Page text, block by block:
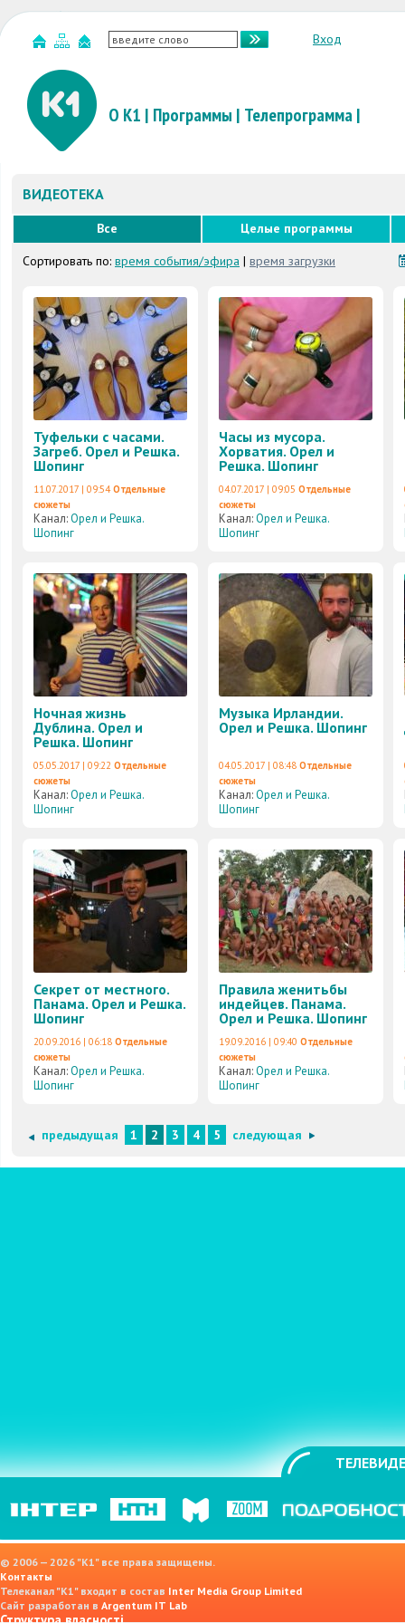
Вход
О К1 | Программы | Телепрограмма|
ВИДЕОТЕКА
Все
Целые программы
Сортировать по: время события/эфира | время загрузки
Туфельки с часами.
Загреб. Орел и Решка.
Шопинг
11.07.2017 | 09:54 Отдельные
сюжеты
Канал:Орел и Решка.
Шопинг
Часы из мусора.
Хорватия. Орел и
Решка. Шопинг
04.07.2017 | 09:05 Отдельные
сюжеты
Канал:Орел и Решка.
Шопинг
Ночная жизнь
Дублина. Орел и
Решка. Шопинг
05.05.2017 | 09:22 Отдельные
сюжеты
Канал:Орел и Решка.
Шопинг
Музыка Ирландии.
Орел и Решка. Шопинг
04.05.2017 | 08:48 Отдельные
сюжеты
Канал:Орел и Решка.
Шопинг
Секрет от местного.
Панама. Орел и Решка.
Шопинг
20.09.2016 | 06:18 Отдельные
сюжеты
Канал:Орел и Решка.
Шопинг
Правила женитьбы
индейцев. Панама.
Орел и Решка. Шопинг
19.09.2016 | 09:40 Отдельные
сюжеты
Канал:Орел и Решка.
Шопинг
предыдущая 1 2 3 4 5 следующая
© 2006 — 2026 "K1" все права защищены.
Контакты
Телеканал "К1" входит в состав Inter Media Group Limited
Сайт разработан в Argentum IT Lab